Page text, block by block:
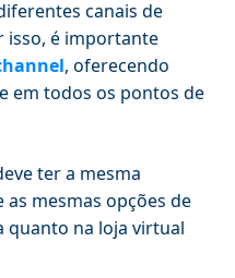
canais de
isso, é importante
, oferecendo
em todos os pontos de
ter a mesma
mesmas opções de
quanto na loja virtual